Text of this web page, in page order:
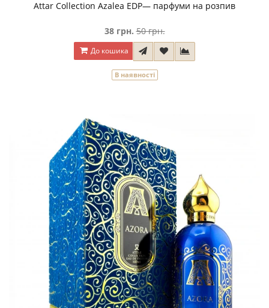
Attar Collection Azalea EDP— парфуми на розпив
38 грн. 50 грн.
До кошика
В наявності